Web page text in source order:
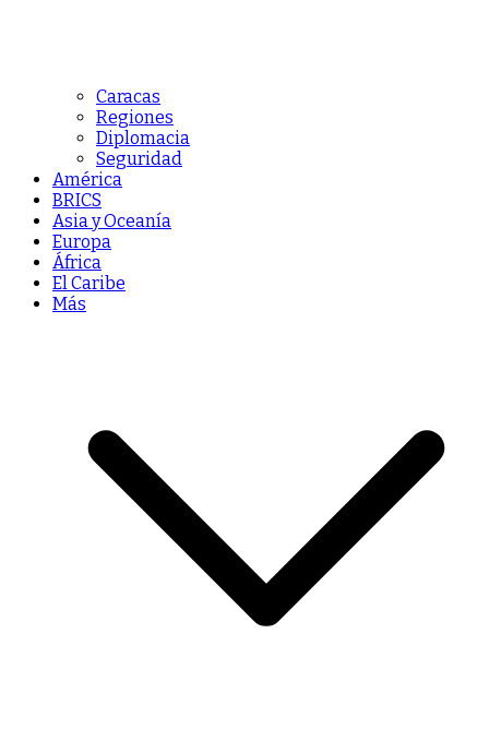
Caracas
Regiones
Diplomacia
Seguridad
América
BRICS
Asia y Oceanía
Europa
África
El Caribe
Más